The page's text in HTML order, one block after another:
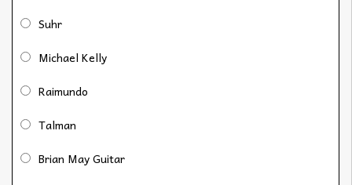
Suhr
Michael Kelly
Raimundo
Talman
Brian May Guitar